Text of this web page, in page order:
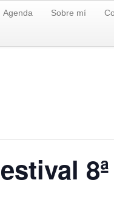
Agenda Sobre mí